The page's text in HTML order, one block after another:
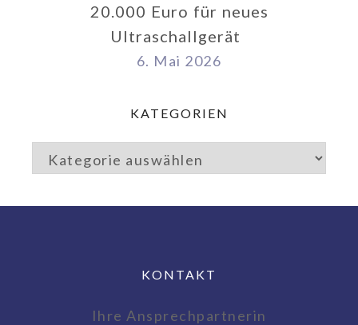
20.000 Euro für neues
Ultraschallgerät
6. Mai 2026
KATEGORIEN
KONTAKT
Ihre Ansprechpartnerin